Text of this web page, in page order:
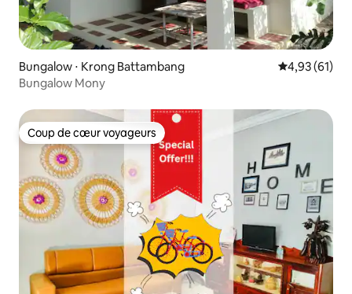
Bungalow ⋅ Krong Battambang Évaluation
4,93 (61)
Bungalow Mony
Coup de cœur voyageurs
Coup de cœur voyageurs